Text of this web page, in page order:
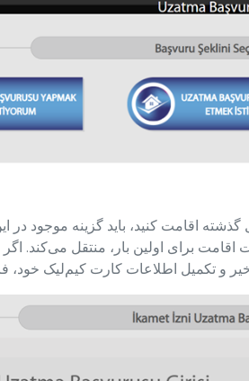
اقامت کنید، باید گزینه موجود در
برای اولین بار، منتقل می‌کند. اگر
و تکمیل اطلاعات کارت کیم‌لیک خود،